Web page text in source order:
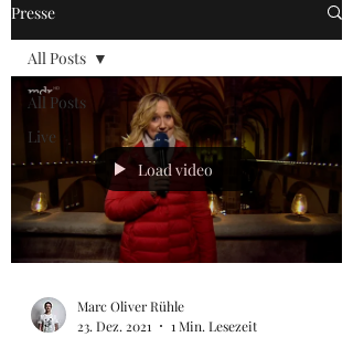
Presse
All Posts
Live
All Posts
Load video
Marc Oliver Rühle
23. Dez. 2021
1 Min. Lesezeit